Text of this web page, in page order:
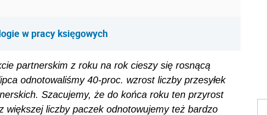
w pracy księgowych
partnerskim z roku na rok cieszy się rosnącą
odnotowaliśmy 40-proc. wzrost liczby przesyłek
Szacujemy, że do końca roku ten przyrost
większej liczby paczek odnotowujemy też bardzo